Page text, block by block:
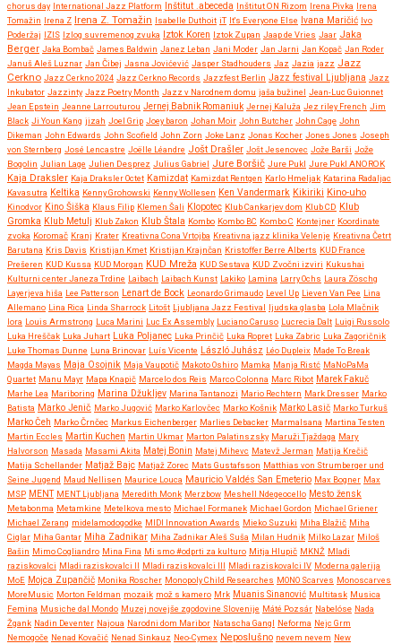
chorus day International Jazz Platform Inštitut .abeceda Inštitut ON Rizom Irena Pivka Irena
Tomažin Irena Z Irena Z. Tomažin Isabelle Duthoit iT It's Everyone Else Ivana Maričić Ivo
Poderžaj IZIS Izlog suvremenog zvuka Iztok Koren Iztok Zupan Jaap de Vries Jaar Jaka
Berger Jaka Bombač James Baldwin Janez Leban Jani Moder Jan Jarni Jan Kopač Jan Roder
Januš Aleš Luznar Jan Čibej Jasna Jovićević Jasper Stadhouders Jaz Jazia jazz Jazz
Cerkno Jazz Cerkno 2024 Jazz Cerkno Records Jazzfest Berlin Jazz festival Ljubljana Jazz
Inkubator Jazzinty Jazz Poetry Month Jazz v Narodnem domu jaša bužinel Jean-Luc Guionnet
Jean Epstein Jeanne Larrouturou Jernej Babnik Romaniuk Jernej Kaluža Jez riley French Jim
Black Ji Youn Kang jizah Joel Grip Joey baron Johan Moir John Butcher John Cage John
Dikeman John Edwards John Scofield John Zorn Joke Lanz Jonas Kocher Jones Jones Joseph
von Sternberg José Lencastre Joëlle Léandre Jošt Drašler Jošt Jesenovec Jože Barši Jože
Bogolin Julian Lage Julien Desprez Julius Gabriel Jure Boršič Jure Pukl Jure Pukl ANOROK
Kaja Draksler Kaja Draksler Octet Kamizdat Kamizdat Rentgen Karlo Hmeljak Katarina Radaljac
Kavasutra Keltika Kenny Grohowski Kenny Wollesen Ken Vandermark Kikiriki Kino-uho
Kinodvor Kino Šiška Klaus Filip Klemen Šali Klopotec Klub Cankarjev dom Klub CD Klub
Gromka Klub Metulj Klub Zakon Klub Štala Kombo Kombo BC Kombo C Kontejner Koordinate
zvoka Koromač Kranj Krater Kreativna Cona Vrtojba Kreativna jazz klinika Velenje Kreativna Četrt
Barutana Kris Davis Kristijan Kmet Kristijan Krajnčan Kristoffer Berre Alberts KUD France
Prešeren KUD Kussa KUD Morgan KUD Mreža KUD Sestava KUD Zvočni izviri Kukushai
Kulturni center Janeza Trdine Laibach Laibach Kunst Lakiko Lamina Larry Ochs Laura Zöschg
Layerjeva hiša Lee Patterson Lenart de Bock Leonardo Grimaudo Level Up Lieven Van Pee Lina
Allemano Lina Rica Linda Sharrock Litošt Ljubljana Jazz Festival ljudska glasba Lola Mlačnik
lora Louis Armstrong Luca Marini Luc Ex Assembly Luciano Caruso Lucrecia Dalt Luigi Russolo
Luka Hreščak Luka Juhart Luka Poljanec Luka Prinčič Luka Ropret Luka Zabric Luka Zagoričnik
Luke Thomas Dunne Luna Brinovar Luís Vicente László Juhász Léo Dupleix Made To Break
Magda Mayas Maja Osojnik Maja Vaupotič Makoto Oshiro Mamka Manja Ristć MaNoPaMa
Quartet Manu Mayr Mapa Knapič Marcelo dos Reis Marco Colonna Marc Ribot Marek Fakuč
Marhe Lea Mariboring Marina Džukljev Marina Tantanozi Mario Rechtern Mark Dresser Marko
Batista Marko Jenič Marko Jugović Marko Karlovčec Marko Košnik Marko Lasič Marko Turkuš
Marko Čeh Marko Črnčec Markus Eichenberger Marlies Debacker Marmalsana Martina Testen
Martin Eccles Martin Kuchen Martin Ukmar Marton Palatinszsky Maruži Tjaždaga Mary
Halvorson Masada Masami Akita Matej Bonin Matej Mihevc Matevž Jerman Matija Krečič
Matija Schellander Matjaž Bajc Matjaž Zorec Mats Gustafsson Matthias von Strumberger und
Seine Jugend Maud Nellisen Maurice Louca Mauricio Valdés San Emeterio Max Bogner Max
MSP MENT MENT Ljubljana Meredith Monk Merzbow Meshell Ndegeocello Mesto žensk
Metabonma Metamkine Metelkova mesto Michael Formanek Michael Gordon Michael Griener
Michael Zerang midelamodogodke MIDI Innovation Awards Mieko Suzuki Miha Blažič Miha
Ciglar Miha Gantar Miha Zadnikar Miha Zadnikar Aleš Suša Milan Hudnik Milko Lazar Miloš
Bašin Mimo Cogliandro Mina Fina Mi smo #odprti za kulturo Mitja Hlupič MKNŽ Mladi
raziskovalci Mladi raziskovalci II Mladi raziskovalci III Mladi raziskovalci IV Moderna galerija
MoE Mojca Zupančič Monika Roscher Monopoly Child Researches MONO Scarves Monoscarves
MoreMusic Morton Feldman mozaik mož s kamero Mrk Muanis Sinanović Multitask Musica
Femina Musiche dal Mondo Muzej novejše zgodovine Slovenije Máté Pozsár Nabelóse Nada
Žgank Nadin Deventer Najoua Narodni dom Maribor Natascha Gangl Neforma Nejc Grm
Nemogoče Nenad Kovačić Nenad Sinkauz Neo-Cymex Neposlušno nevem nevem New